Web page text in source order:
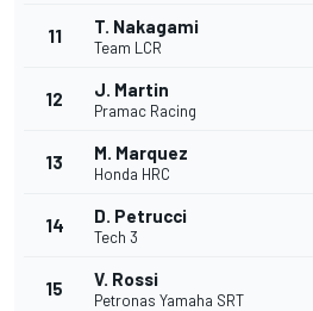
11 T. Nakagami
Team LCR
12 J. Martin
Pramac Racing
13 M. Marquez
Honda HRC
14 D. Petrucci
Tech 3
15 V. Rossi
Petronas Yamaha SRT